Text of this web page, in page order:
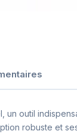
un outil
robuste et